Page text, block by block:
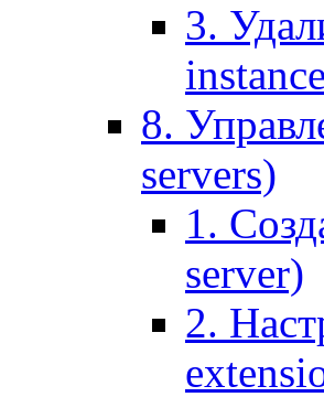
3.
8.
servers)
1.
server)
2.